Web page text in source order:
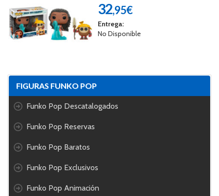
32,95€
Entrega:
No Disponible
FIGURAS FUNKO POP
Funko Pop Descatalogados
Funko Pop Reservas
Funko Pop Baratos
Funko Pop Exclusivos
Funko Pop Animación